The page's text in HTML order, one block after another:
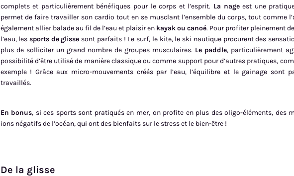
complets et particulièrement bénéfiques pour le corps et l’esprit. La nageest une
permet de faire travailler son cardio tout en se musclant l’ensemble du corps, tout comme
également allier balade au fil de l’eau et plaisir en kayak ou canoé. Pour profiter pleinement
l’eau, les sports de glisse sont parfaits ! Le surf, le kite, le ski nautique procurent des
plus de solliciter un grand nombre de groupes musculaires. Le paddle, particulièrement
possibilité d’être utilisé de manière classique ou comme support pour d’autres pratiques,
exemple ! Grâce aux micro-mouvements créés par l’eau, l’équilibre et le gainage sont
travaillés.
En bonus, si ces sports sont pratiqués en mer, on profite en plus des oligo-éléments, des
ions négatifs de l’océan, qui ont des bienfaits sur le stress et le bien-être !
De la glisse